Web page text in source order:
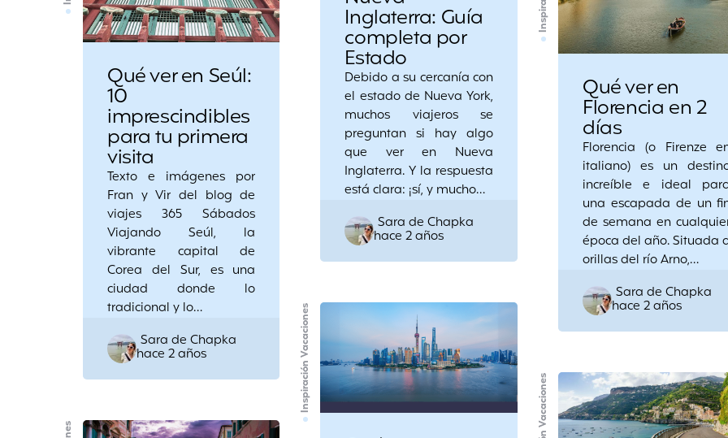
Inglaterra: Guía
completa por
Estado
Debido a su cercanía con
el estado de Nueva York,
muchos viajeros se
preguntan si hay algo
que ver en Nueva
Inglaterra. Y la respuesta
está clara: ¡sí, y mucho…
Posted
by
Sara de Chapka
hace 2 años
Qué ver en Seúl:
10
imprescindibles
para tu primera
visita
Texto e imágenes por
Fran y Vir del blog de
viajes 365 Sábados
Viajando Seúl, la
vibrante capital de
Corea del Sur, es una
ciudad donde lo
tradicional y lo…
Posted
by
Sara de Chapka
hace 2 años
Qué ver en
Florencia en 2
días
Florencia (o Firenze
italiano) es un
increíble e ideal
una escapada de un
de semana en
época del año. Situada
orillas del río Arno,…
Posted
by
Sara de Chapka
hace 2 años
Inspiración Vacaciones